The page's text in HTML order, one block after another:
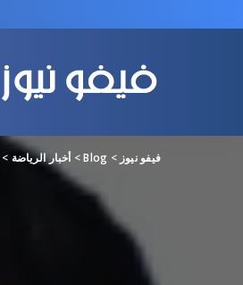
فيفو نيوز >
Blog
> أخبار الرياضة >